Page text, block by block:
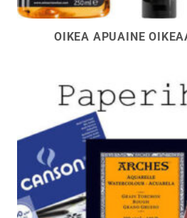
OIKEA APUAINE